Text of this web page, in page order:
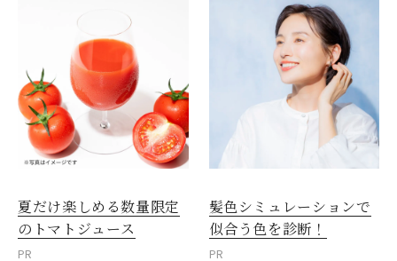
夏だけ楽しめる数量限定
のトマトジュース
PR
髪色シミュレーションで
似合う色を診断！
PR